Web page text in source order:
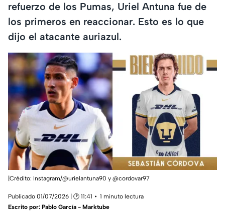
refuerzo de los Pumas, Uriel Antuna fue de
los primeros en reaccionar. Esto es lo que
dijo el atacante auriazul.
|Crédito: Instagram/@urielantuna90 y @cordovar97
Publicado 01/07/2026 | 🕑 11:41
1 minuto lectura
Escrito por: Pablo García - Marktube